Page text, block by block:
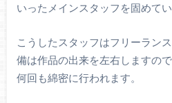
いったメインスタッフを固めてい
こうしたスタッフはフリーラン
備は作品の出来を左右しますの
何回も綿密に行われます。